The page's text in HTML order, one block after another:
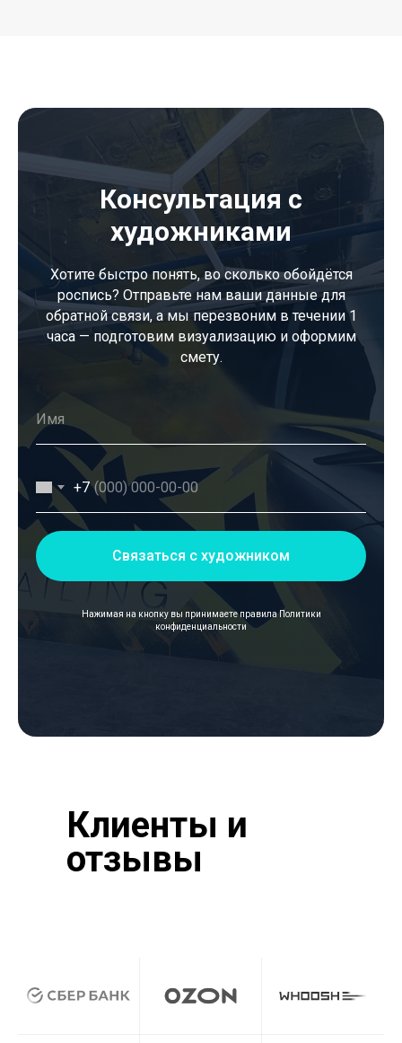
Консультация с
художниками
Хотите быстро понять, во сколько обойдётся
роспись? Отправьте нам ваши данные для
обратной связи, а мы перезвоним в течении 1
часа — подготовим визуализацию и оформим
смету.
+7
Связаться с художником
Нажимая на кнопку вы принимаете правилаПолитики
конфиденциальности
Клиенты и
отзывы